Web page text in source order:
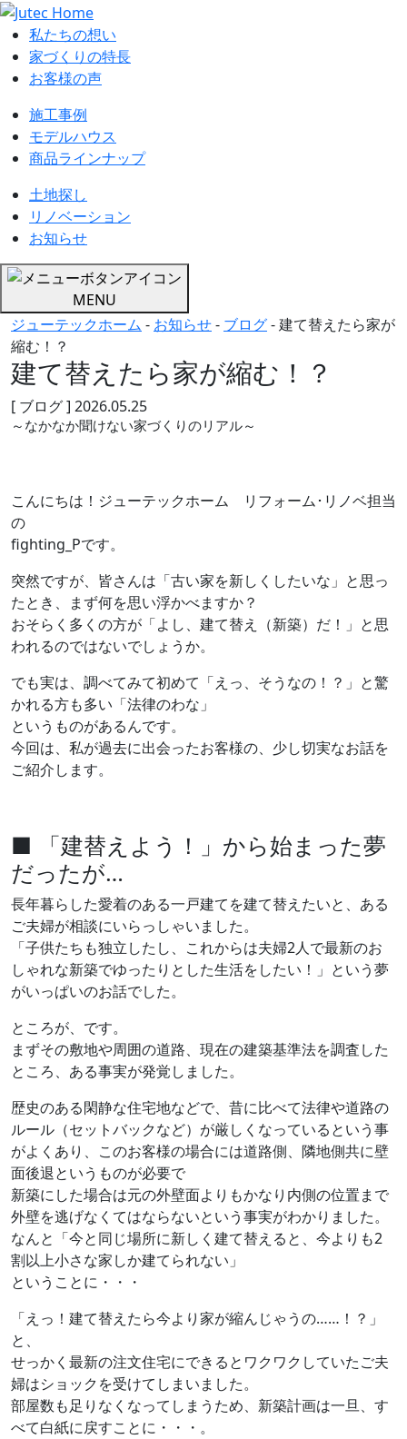
私たちの想い
家づくりの特長
お客様の声
施工事例
モデルハウス
商品ラインナップ
土地探し
リノベーション
お知らせ
MENU
ジューテックホーム - お知らせ- ブログ-建て替えたら家が
縮む！？
建て替えたら家が縮む！？
[ ブログ ] 2026.05.25
～なかなか聞けない家づくりのリアル～
こんにちは！ジューテックホーム リフォーム･リノベ担当
の
fighting_Pです。
突然ですが、皆さんは「古い家を新しくしたいな」と思っ
たとき、まず何を思い浮かべますか？
おそらく多くの方が「よし、建て替え（新築）だ！」と思
われるのではないでしょうか。
でも実は、調べてみて初めて「えっ、そうなの！？」と驚
かれる方も多い「法律のわな」
というものがあるんです。
今回は、私が過去に出会ったお客様の、少し切実なお話を
ご紹介します。
■ 「建替えよう！」から始まった夢
だったが…
長年暮らした愛着のある一戸建てを建て替えたいと、ある
ご夫婦が相談にいらっしゃいました。
「子供たちも独立したし、これからは夫婦2人で最新のお
しゃれな新築でゆったりとした生活をしたい！」という夢
がいっぱいのお話でした。
ところが、です。
まずその敷地や周囲の道路、現在の建築基準法を調査した
ところ、ある事実が発覚しました。
歴史のある閑静な住宅地などで、昔に比べて法律や道路の
ルール（セットバックなど）が厳しくなっているという事
がよくあり、このお客様の場合には道路側、隣地側共に壁
面後退というものが必要で
新築にした場合は元の外壁面よりもかなり内側の位置まで
外壁を逃げなくてはならないという事実がわかりました。
なんと「今と同じ場所に新しく建て替えると、今よりも2
割以上小さな家しか建てられない」
ということに・・・
「えっ！建て替えたら今より家が縮んじゃうの……！？」
と、
せっかく最新の注文住宅にできるとワクワクしていたご夫
婦はショックを受けてしまいました。
部屋数も足りなくなってしまうため、新築計画は一旦、す
べて白紙に戻すことに・・・。